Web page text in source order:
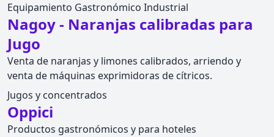
Equipamiento Gastronómico Industrial
Nagoy - Naranjas calibradas para
Jugo
Venta de naranjas y limones calibrados, arriendo y
venta de máquinas exprimidoras de cítricos.
Jugos y concentrados
Oppici
Productos gastronómicos y para hoteles